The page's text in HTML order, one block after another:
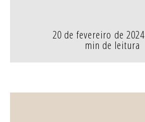
20 de fevereiro de 2024
min de leitura